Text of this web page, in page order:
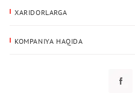
Yetkazib berish manzili
XARIDORLARGA
KOMPANIYA HAQIDA